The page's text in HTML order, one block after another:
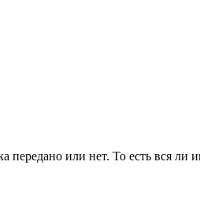
или нет. То есть вся